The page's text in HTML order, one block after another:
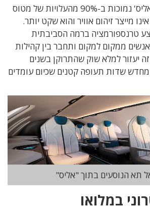
"עלויות הטיסה של 'אליס' נמוכות ב-90% מהעלויות של מטוס
מייצר זיהום אוויר והוא שקט יותר.
טרנספורמציה ברמה הסביבתית
ממקום למקום ותחבר בין קהילות
זה יעזור למלא שוק שהתרוקן בשנים
שדות תעופה קטנים שכיום עומדים
תא הנוסעים בתוך "אליס"
במלואו